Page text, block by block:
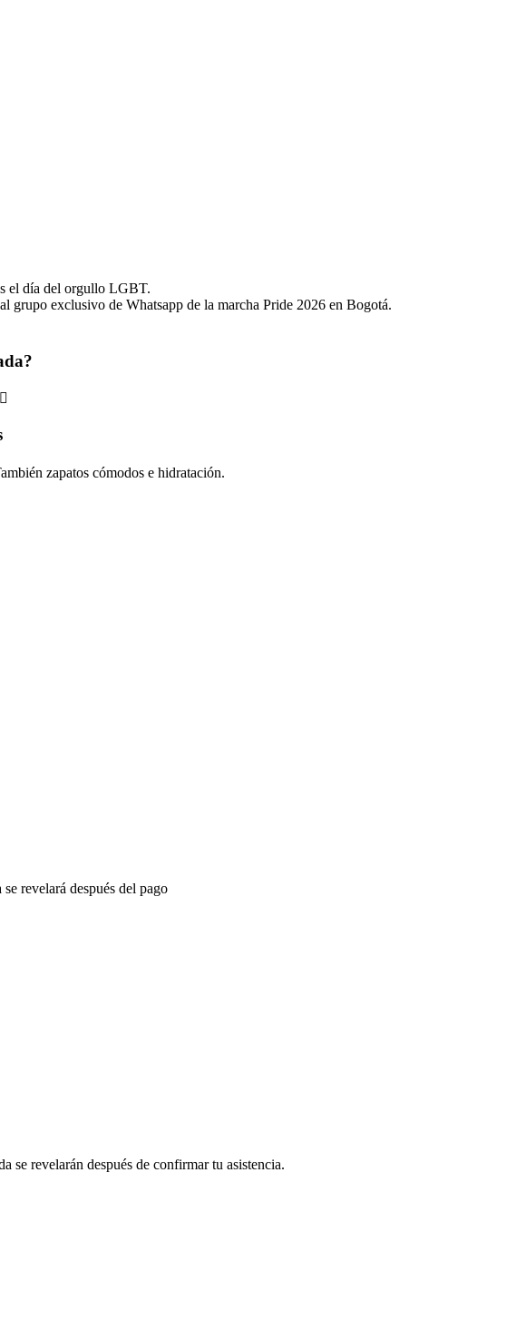
el día del orgullo LGBT.
grupo exclusivo de Whatsapp de la marcha Pride 2026 en Bogotá.
zapatos cómodos e hidratación.
revelará después del pago
se revelarán después de confirmar tu asistencia.